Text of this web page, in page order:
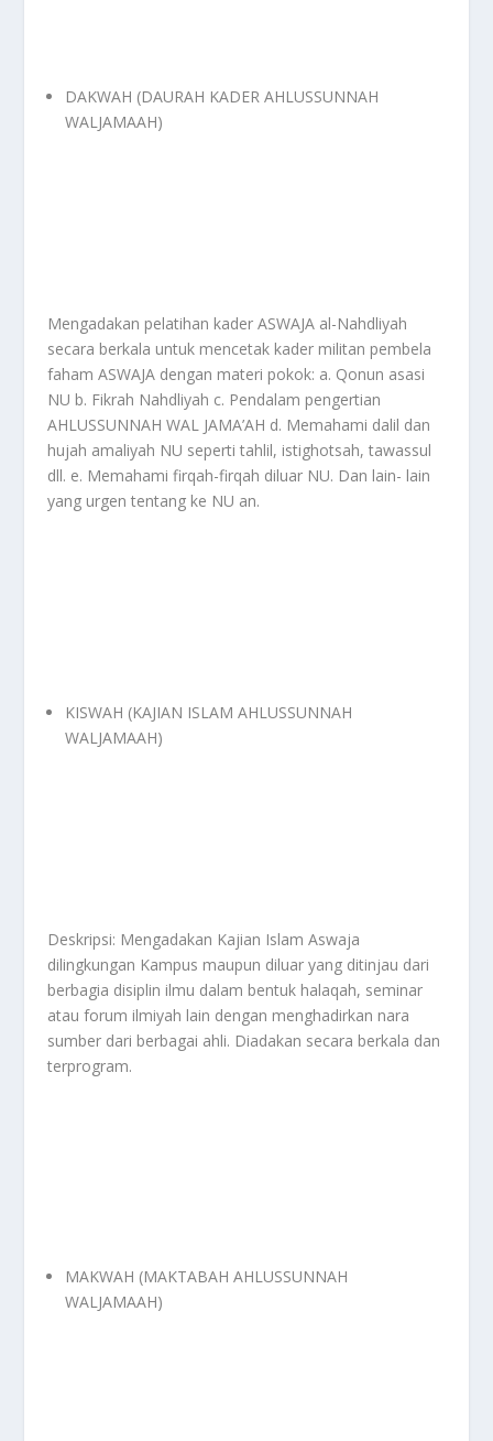
DAKWAH (DAURAH KADER AHLUSSUNNAH
WALJAMAAH)
Mengadakan pelatihan kader ASWAJA al-Nahdliyah
secara berkala untuk mencetak kader militan pembela
faham ASWAJA dengan materi pokok: a. Qonun asasi
NU b. Fikrah Nahdliyah c. Pendalam pengertian
AHLUSSUNNAH WAL JAMA’AH d. Memahami dalil dan
hujah amaliyah NU seperti tahlil, istighotsah, tawassul
dll. e. Memahami firqah-firqah diluar NU. Dan lain- lain
yang urgen tentang ke NU an.
KISWAH (KAJIAN ISLAM AHLUSSUNNAH
WALJAMAAH)
Deskripsi: Mengadakan Kajian Islam Aswaja
dilingkungan Kampus maupun diluar yang ditinjau dari
berbagia disiplin ilmu dalam bentuk halaqah, seminar
atau forum ilmiyah lain dengan menghadirkan nara
sumber dari berbagai ahli. Diadakan secara berkala dan
terprogram.
MAKWAH (MAKTABAH AHLUSSUNNAH
WALJAMAAH)